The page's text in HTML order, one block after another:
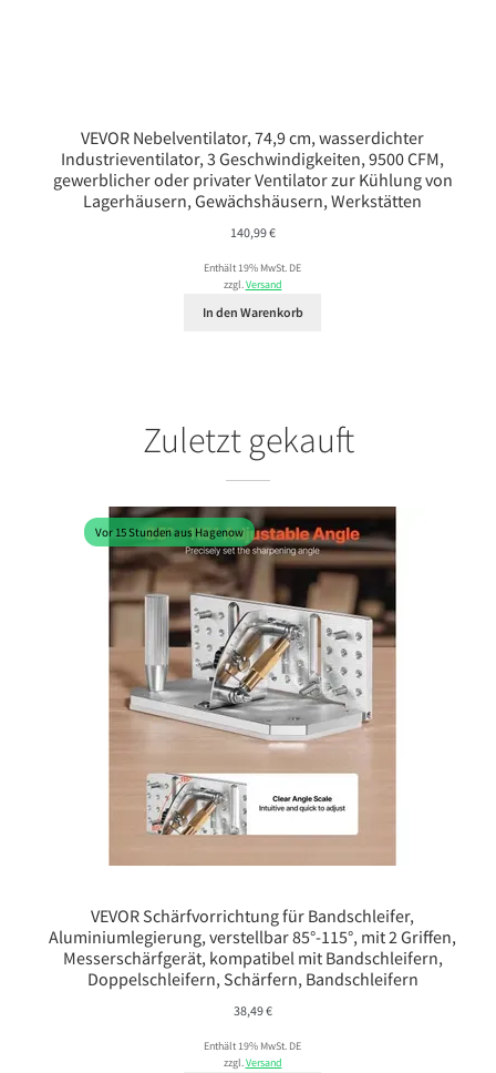
VEVOR Nebelventilator, 74,9 cm, wasserdichter
Industrieventilator, 3 Geschwindigkeiten, 9500 CFM,
gewerblicher oder privater Ventilator zur Kühlung von
Lagerhäusern, Gewächshäusern, Werkstätten
140,99€
Enthält 19% MwSt. DE
zzgl.Versand
In den Warenkorb
Zuletzt gekauft
Vor 15 Stunden aus Hagenow
VEVOR Schärfvorrichtung für Bandschleifer,
Aluminiumlegierung, verstellbar 85°-115°, mit 2 Griffen,
Messerschärfgerät, kompatibel mit Bandschleifern,
Doppelschleifern, Schärfern, Bandschleifern
38,49€
Enthält 19% MwSt. DE
zzgl.Versand